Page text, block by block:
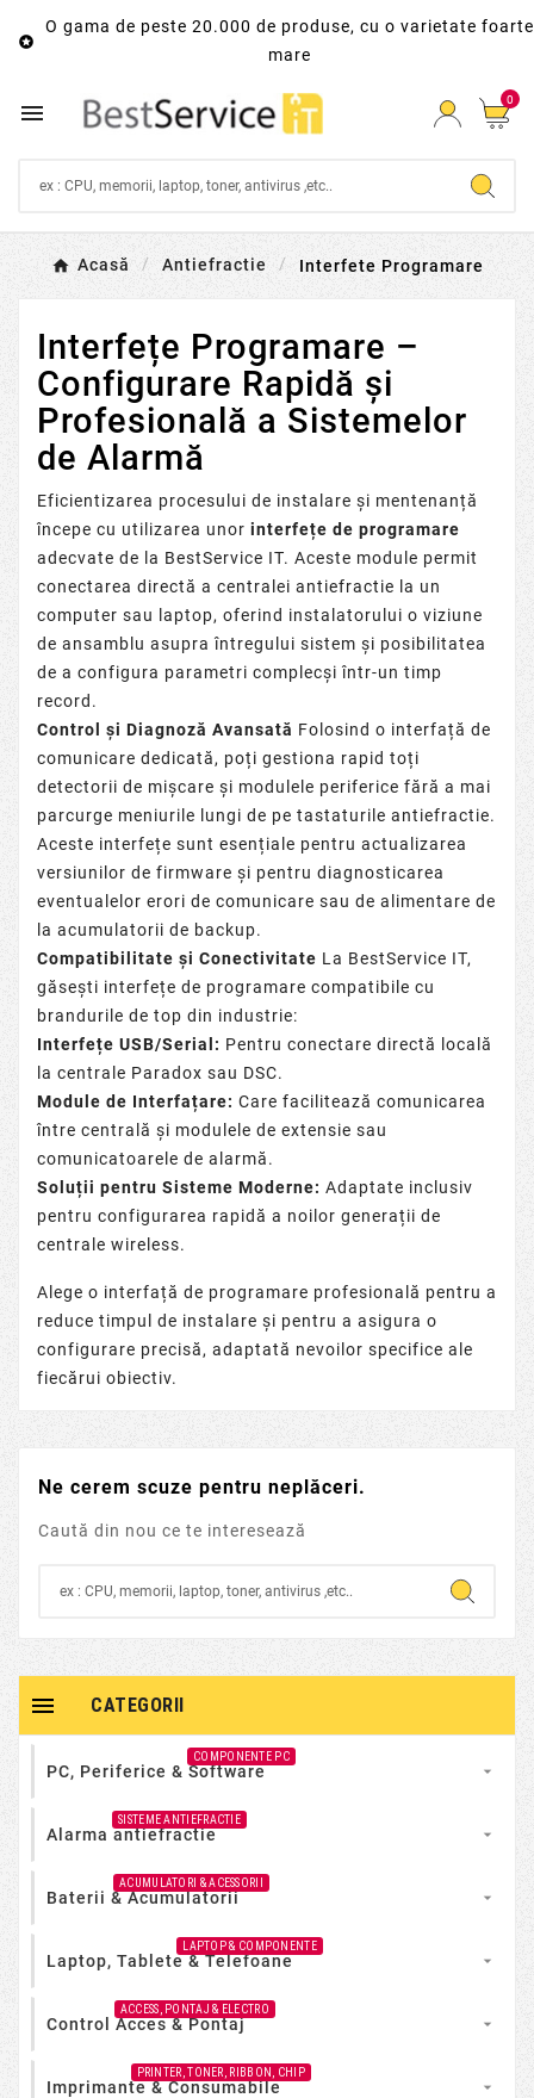

O gama de peste 20.000 de produse, cu o varietate foarte
mare
 0
Acasă Antiefractie Interfete Programare
Interfețe Programare –
Configurare Rapidă și
Profesională a Sistemelor
de Alarmă
Eficientizarea procesului de instalare și mentenanță
începe cu utilizarea unor interfețe de programare
adecvate de la BestService IT. Aceste module permit
conectarea directă a centralei antiefractie la un
computer sau laptop, oferind instalatorului o viziune
de ansamblu asupra întregului sistem și posibilitatea
de a configura parametri complecși într-un timp
record.
Control și Diagnoză Avansată Folosind o interfață de
comunicare dedicată, poți gestiona rapid toți
detectorii de mișcare și modulele periferice fără a mai
parcurge meniurile lungi de pe tastaturile antiefractie.
Aceste interfețe sunt esențiale pentru actualizarea
versiunilor de firmware și pentru diagnosticarea
eventualelor erori de comunicare sau de alimentare de
la acumulatorii de backup.
Compatibilitate și Conectivitate La BestService IT,
găsești interfețe de programare compatibile cu
brandurile de top din industrie:
Interfețe USB/Serial: Pentru conectare directă locală
la centrale Paradox sau DSC.
Module de Interfațare: Care facilitează comunicarea
între centrală și modulele de extensie sau
comunicatoarele de alarmă.
Soluții pentru Sisteme Moderne: Adaptate inclusiv
pentru configurarea rapidă a noilor generații de
centrale wireless.
Alege o interfață de programare profesională pentru a
reduce timpul de instalare și pentru a asigura o
configurare precisă, adaptată nevoilor specifice ale
fiecărui obiectiv.
Ne cerem scuze pentru neplăceri.
Caută din nou ce te interesează
CATEGORII

PC, Periferice & Software
COMPONENTE PC

Alarma antiefractie
SISTEME ANTIEFRACTIE

Baterii & Acumulatorii
ACUMULATORI & ACESSORII

Laptop, Tablete & Telefoane
LAPTOP & COMPONENTE

Control Acces & Pontaj
ACCESS, PONTAJ & ELECTRO

Imprimante & Consumabile
PRINTER, TONER, RIBBON, CHIP
